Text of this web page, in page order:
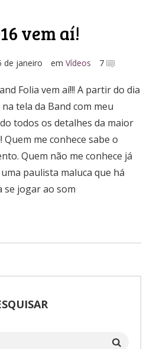
vem aí!
de janeiro em Vídeos 7
Folia vem aí!!! A partir do dia
tela da Band com meu
todos os detalhes da maior
me conhece sabe o
Quem não me conhece já
paulista maluca que há
jogar ao som